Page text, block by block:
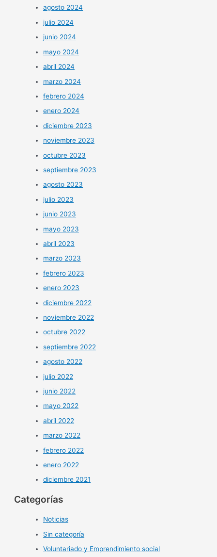
agosto 2024
julio 2024
junio 2024
mayo 2024
abril 2024
marzo 2024
febrero 2024
enero 2024
diciembre 2023
noviembre 2023
octubre 2023
septiembre 2023
agosto 2023
julio 2023
junio 2023
mayo 2023
abril 2023
marzo 2023
febrero 2023
enero 2023
diciembre 2022
noviembre 2022
octubre 2022
septiembre 2022
agosto 2022
julio 2022
junio 2022
mayo 2022
abril 2022
marzo 2022
febrero 2022
enero 2022
diciembre 2021
Categorías
Noticias
Sin categoría
Voluntariado y Emprendimiento social